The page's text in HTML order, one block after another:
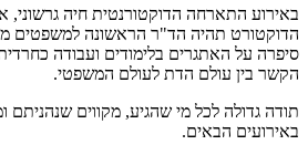
הדוקטורט תהיה הד"ר הראשונה למשפטים
סיפרה על האתגרים בלימודים ועבודה
הקשר בין עולם הדת לעולם המשפטי.
תודה גדולה לכל מי שהגיע, מקווים שנהניתם
באירועים הבאים.